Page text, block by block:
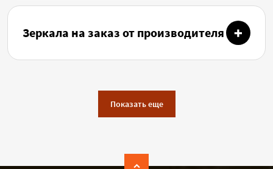
Зеркала на заказ от производителя
Показать еще